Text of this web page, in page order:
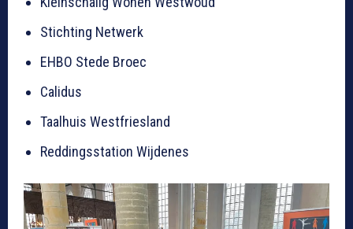
Stichting Netwerk
EHBO Stede Broec
Calidus
Taalhuis Westfriesland
Reddingsstation Wijdenes